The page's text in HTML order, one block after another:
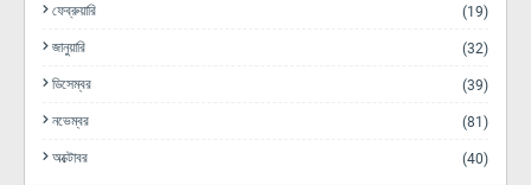
ফেব্রুয়ারি (19)
জানুয়ারি (32)
ডিসেম্বর (39)
নভেম্বর (81)
অক্টোবর (40)